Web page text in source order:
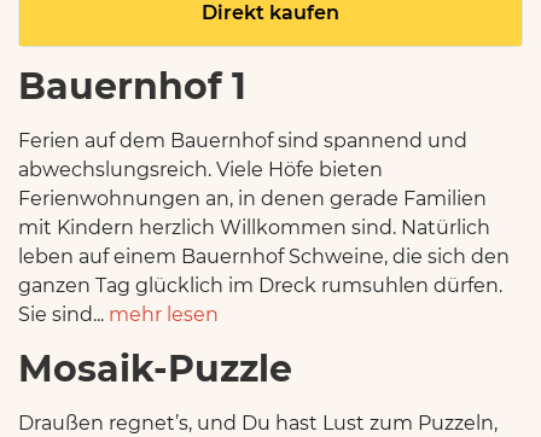
Direkt kaufen
Bauernhof 1
Ferien auf dem Bauernhof sind spannend und
abwechslungsreich. Viele Höfe bieten
Ferienwohnungen an, in denen gerade Familien
mit Kindern herzlich Willkommen sind. Natürlich
leben auf einem Bauernhof Schweine, die sich den
ganzen Tag glücklich im Dreck rumsuhlen dürfen.
Sie sind... mehr lesen
Mosaik-Puzzle
Draußen regnet’s, und Du hast Lust zum Puzzeln,